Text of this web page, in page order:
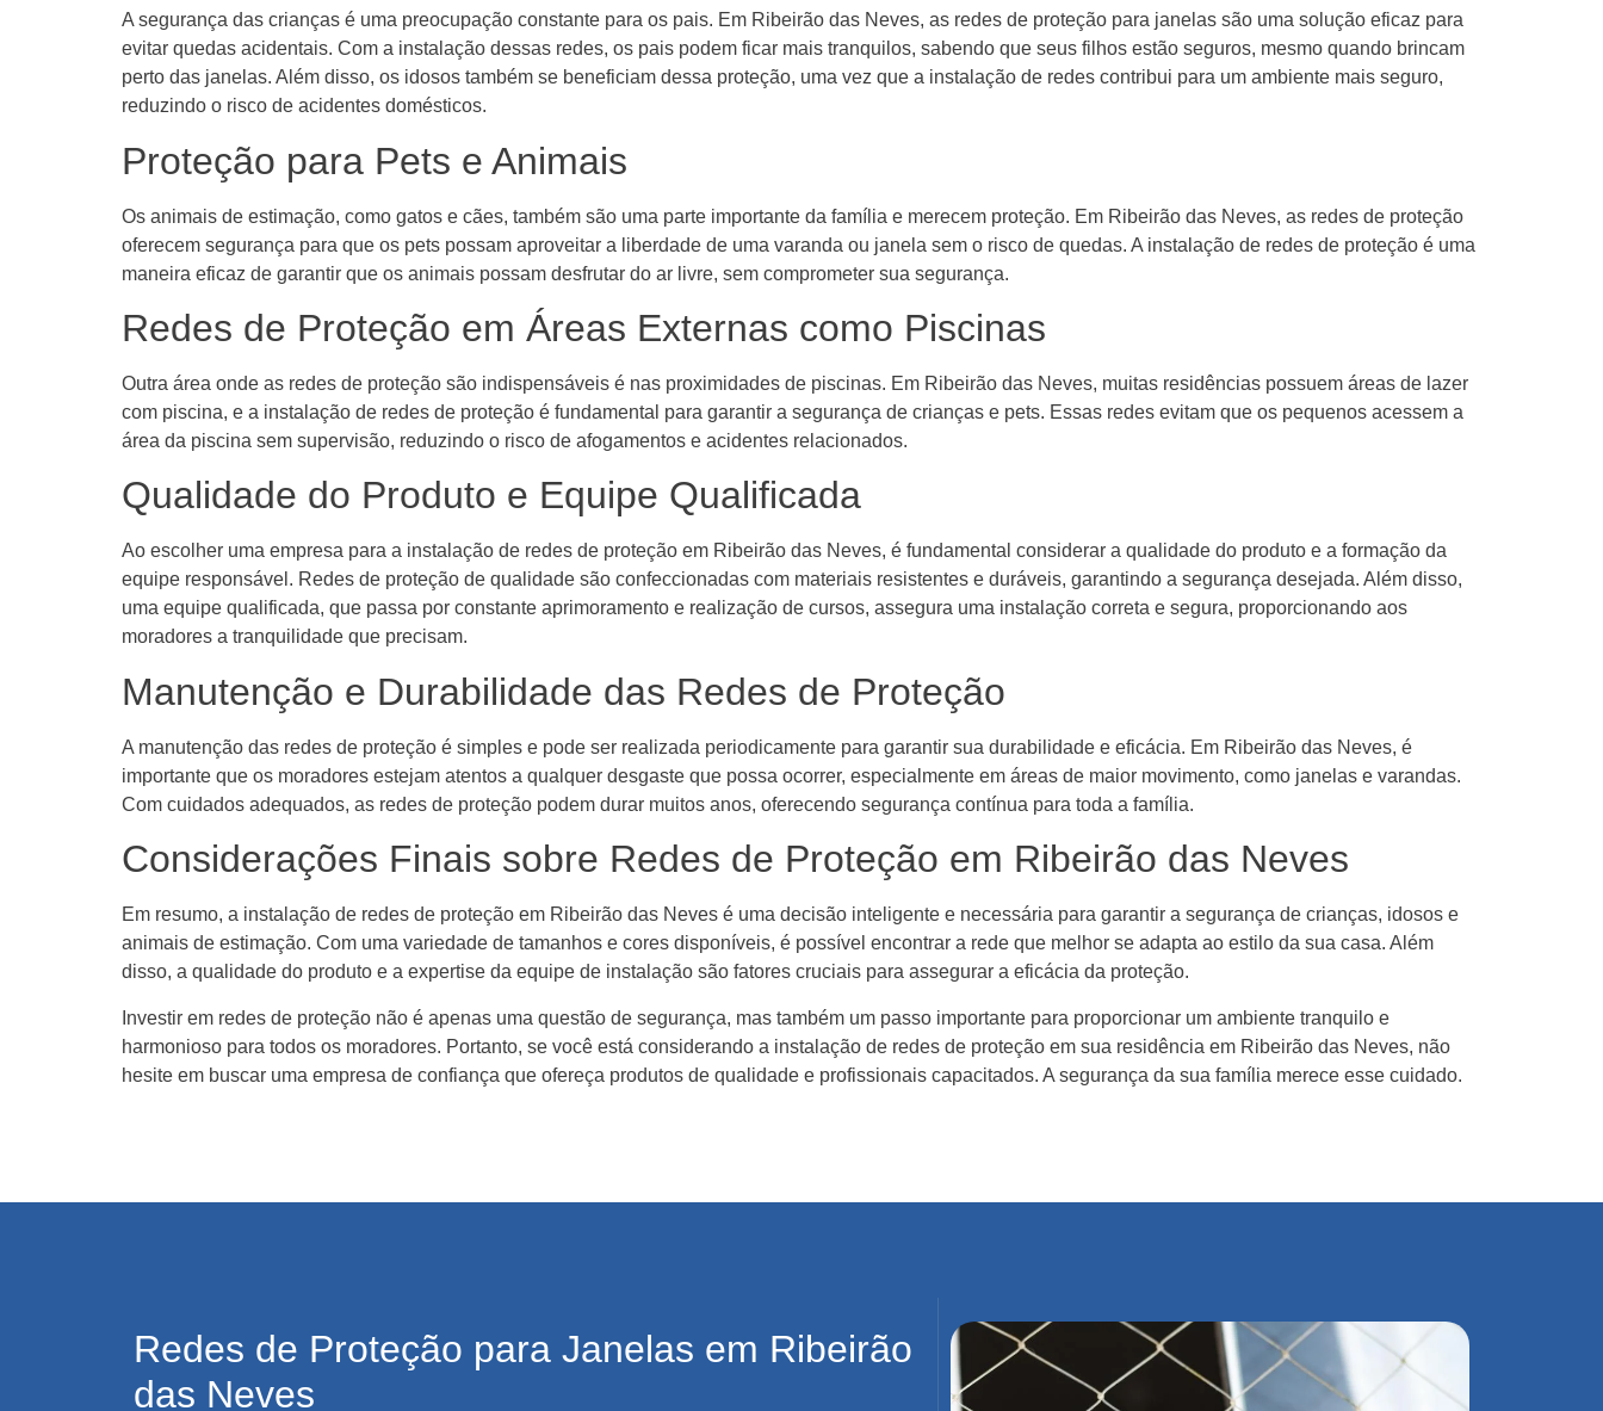
A segurança das crianças é uma preocupação constante para os pais. Em Ribeirão das Neves, as redes de proteção para janelas são uma solução eficaz para
evitar quedas acidentais. Com a instalação dessas redes, os pais podem ficar mais tranquilos, sabendo que seus filhos estão seguros, mesmo quando brincam
perto das janelas. Além disso, os idosos também se beneficiam dessa proteção, uma vez que a instalação de redes contribui para um ambiente mais seguro,
reduzindo o risco de acidentes domésticos.
Proteção para Pets e Animais
Os animais de estimação, como gatos e cães, também são uma parte importante da família e merecem proteção. Em Ribeirão das Neves, as redes de proteção
oferecem segurança para que os pets possam aproveitar a liberdade de uma varanda ou janela sem o risco de quedas. A instalação de redes de proteção é uma
maneira eficaz de garantir que os animais possam desfrutar do ar livre, sem comprometer sua segurança.
Redes de Proteção em Áreas Externas como Piscinas
Outra área onde as redes de proteção são indispensáveis é nas proximidades de piscinas. Em Ribeirão das Neves, muitas residências possuem áreas de lazer
com piscina, e a instalação de redes de proteção é fundamental para garantir a segurança de crianças e pets. Essas redes evitam que os pequenos acessem a
área da piscina sem supervisão, reduzindo o risco de afogamentos e acidentes relacionados.
Qualidade do Produto e Equipe Qualificada
Ao escolher uma empresa para a instalação de redes de proteção em Ribeirão das Neves, é fundamental considerar a qualidade do produto e a formação da
equipe responsável. Redes de proteção de qualidade são confeccionadas com materiais resistentes e duráveis, garantindo a segurança desejada. Além disso,
uma equipe qualificada, que passa por constante aprimoramento e realização de cursos, assegura uma instalação correta e segura, proporcionando aos
moradores a tranquilidade que precisam.
Manutenção e Durabilidade das Redes de Proteção
A manutenção das redes de proteção é simples e pode ser realizada periodicamente para garantir sua durabilidade e eficácia. Em Ribeirão das Neves, é
importante que os moradores estejam atentos a qualquer desgaste que possa ocorrer, especialmente em áreas de maior movimento, como janelas e varandas.
Com cuidados adequados, as redes de proteção podem durar muitos anos, oferecendo segurança contínua para toda a família.
Considerações Finais sobre Redes de Proteção em Ribeirão das Neves
Em resumo, a instalação de redes de proteção em Ribeirão das Neves é uma decisão inteligente e necessária para garantir a segurança de crianças, idosos e
animais de estimação. Com uma variedade de tamanhos e cores disponíveis, é possível encontrar a rede que melhor se adapta ao estilo da sua casa. Além
disso, a qualidade do produto e a expertise da equipe de instalação são fatores cruciais para assegurar a eficácia da proteção.
Investir em redes de proteção não é apenas uma questão de segurança, mas também um passo importante para proporcionar um ambiente tranquilo e
harmonioso para todos os moradores. Portanto, se você está considerando a instalação de redes de proteção em sua residência em Ribeirão das Neves, não
hesite em buscar uma empresa de confiança que ofereça produtos de qualidade e profissionais capacitados. A segurança da sua família merece esse cuidado.
Redes de Proteção para Janelas em Ribeirão
das Neves